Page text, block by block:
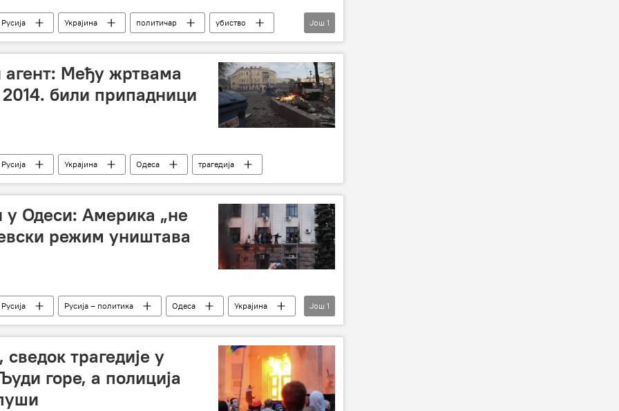
Русија Украјина политичар
убиство
Још 1
Међу жртвама
2014. били припадници
Русија Украјина Одеса трагедија
у Одеси: Америка „не
режим уништава
Русија Русија – политика Одеса
Украјина
Још 1
трагедије у
горе, а полиција